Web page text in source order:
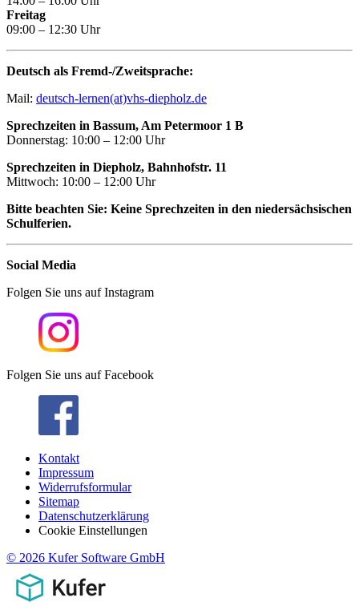
Freitag
09:00 – 12:30 Uhr
Deutsch als Fremd-/Zweitsprache:
Mail: deutsch-lernen(at)vhs-diepholz.de
Sprechzeiten in Bassum, Am Petermoor 1 B
Donnerstag: 10:00 – 12:00 Uhr
Sprechzeiten in Diepholz, Bahnhofstr. 11
Mittwoch: 10:00 – 12:00 Uhr
Bitte beachten Sie: Keine Sprechzeiten in den niedersächsischen
Schulferien.
Social Media
Folgen Sie uns auf Instagram
Folgen Sie uns auf Facebook
Kontakt
Impressum
Widerrufsformular
Sitemap
Datenschutzerklärung
Cookie Einstellungen
© 2026 Kufer Software GmbH